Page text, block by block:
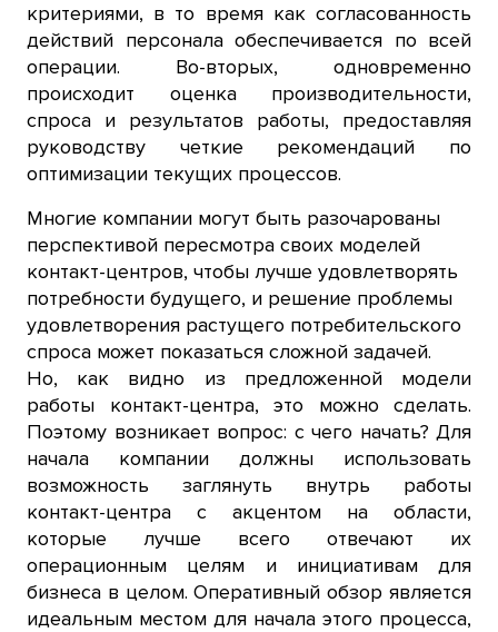
критериями, в то время как согласованность
действий персонала обеспечивается по всей
операции. Во-вторых, одновременно
происходит оценка производительности,
спроса и результатов работы, предоставляя
руководству четкие рекомендаций по
оптимизации текущих процессов.
Многие компании могут быть разочарованы
перспективой пересмотра своих моделей
контакт-центров, чтобы лучше удовлетворять
потребности будущего, и решение проблемы
удовлетворения растущего потребительского
спроса может показаться сложной задачей.
Но, как видно из предложенной модели
работы контакт-центра, это можно сделать.
Поэтому возникает вопрос: с чего начать? Для
начала компании должны использовать
возможность заглянуть внутрь работы
контакт-центра с акцентом на области,
которые лучше всего отвечают их
операционным целям и инициативам для
бизнеса в целом. Оперативный обзор является
идеальным местом для начала этого процесса,